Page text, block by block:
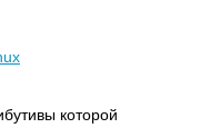
которой